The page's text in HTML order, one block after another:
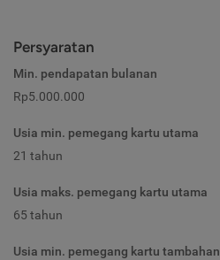
Persyaratan
Min. pendapatan bulanan
Rp5.000.000
Usia min. pemegang kartu utama
21 tahun
Usia maks. pemegang kartu utama
65 tahun
Usia min. pemegang kartu tambahan